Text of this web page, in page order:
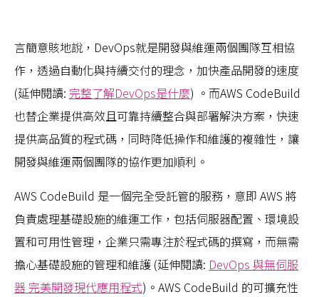
言簡意賅地說，DevOps就是開發與維運兩個團隊互相協
作，透過自動化與持續交付的理念，加快產品開發的速度
(延伸閱讀: 完整了解DevOps是什麼) 。而AWS CodeBuild
也替企業提供高效且可靠持續整合與部署解決方案，快速
提供高品質的程式碼，同時降低操作和維護的複雜性，讓
開發與維運兩個團隊的協作更加順利。
AWS CodeBuild 是一個完全受託管的服務，意即 AWS 將
負責處理基礎設施的維運工作，包括伺服器配置、環境設
置和可用性管理，企業只需專注於程式碼的撰寫，而無需
擔心基礎設施的管理和維護 (延伸閱讀: DevOps 與無伺服
器 完美開發現代應用程式)。AWS CodeBuild 的可擴充性